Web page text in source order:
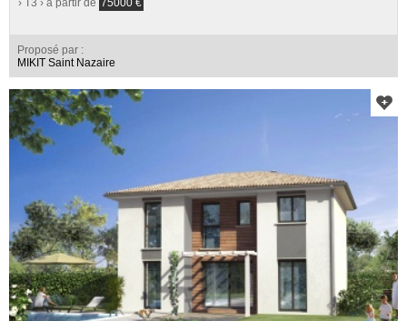
› T3 › à partir de 75000 €
Proposé par :
MIKIT Saint Nazaire